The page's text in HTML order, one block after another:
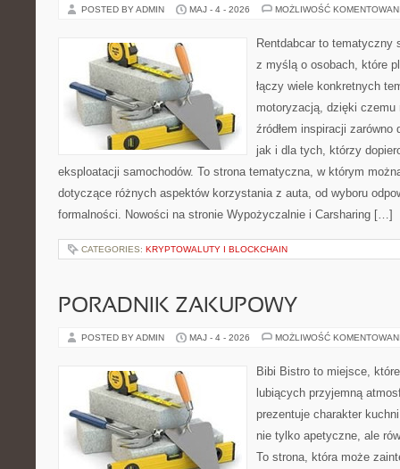
POSTED BY ADMIN MAJ - 4 - 2026 MOŻLIWOŚĆ
Rentdabcar to tematyczny
z myślą o osobach, które
łączy wiele konkretnych
motoryzacją, dzięki
źródłem inspiracji zarówno
jak i dla tych, którzy
eksploatacji samochodów. To strona tematyczna, w którym
dotyczące różnych aspektów korzystania z auta, od wyboru
formalności. Nowości na stronie Wypożyczalnie i Carsharing […]
CATEGORIES: KRYPTOWALUTY I BLOCKCHAIN
PORADNIK ZAKUPOWY
POSTED BY ADMIN MAJ - 4 - 2026 MOŻLIWOŚĆ
Bibi Bistro to miejsce,
lubiących przyjemną
prezentuje charakter
nie tylko apetyczne, ale
To strona, która może